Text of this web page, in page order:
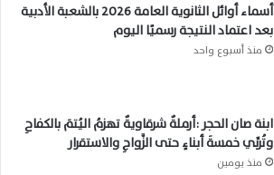
أسماء أوائل الثانوية العامة 2026 بالشعبة الأدبية
بعد اعتماد النتيجة رسميًا اليوم
منذ أسبوع واحد
ابنة صان الحجر :أرملةٌ شرقاويةٌ تهزمُ اليُتمَ بالكفاحِ
وتُربِّي خمسةَ أبناءٍ حتى الزَّواجِ والاستقرار
منذ يومين